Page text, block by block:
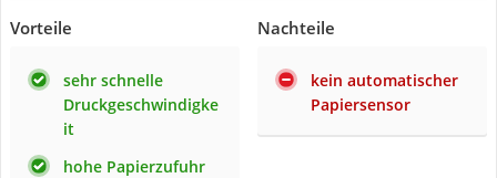
Vorteile
sehr schnelle
Druckgeschwindigke
it
hohe Papierzufuhr
Nachteile
kein automatischer
Papiersensor